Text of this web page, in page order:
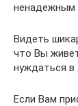
ненадежным
Видеть
что Вы
нуждаться в
Если Вам